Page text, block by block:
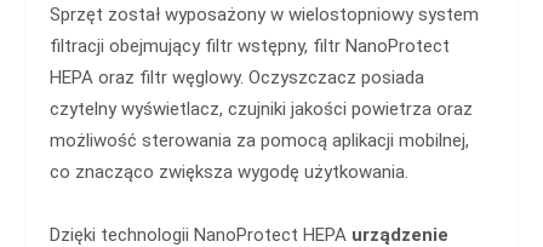
Sprzęt został wyposażony w wielostopniowy system
filtracji obejmujący filtr wstępny, filtr NanoProtect
HEPA oraz filtr węglowy. Oczyszczacz posiada
czytelny wyświetlacz, czujniki jakości powietrza oraz
możliwość sterowania za pomocą aplikacji mobilnej,
co znacząco zwiększa wygodę użytkowania.
Dzięki technologii NanoProtect HEPA urządzenie